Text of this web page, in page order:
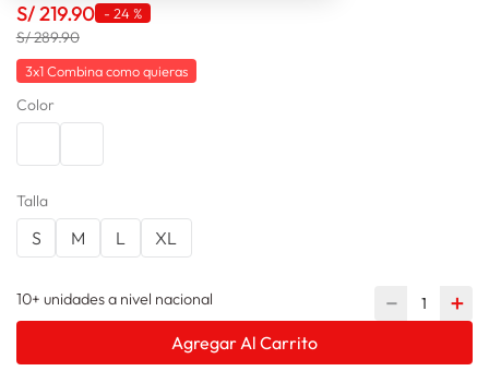
6. tv
7. laptop
8.
S/219.90 - 24 %
S/ 289.90
3x1 Combina como quieras
Color
Talla
S M L XL
10+ unidades a nivel nacional ＋
－
Agregar Al Carrito